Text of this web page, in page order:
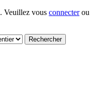
. Veuillez vous connecterou